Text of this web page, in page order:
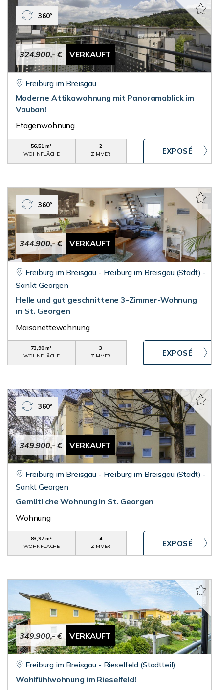
324.900,- € VERKAUFT
360°
Freiburg im Breisgau
Moderne Attikawohnung mit Panoramablick im
Vauban!
Etagenwohnung
56,51 m²
WOHNFLÄCHE
2
ZIMMER
344.900,- € VERKAUFT
360°
Freiburg im Breisgau - Freiburg im Breisgau (Stadt) -
Sankt Georgen
Helle und gut geschnittene 3-Zimmer-Wohnung
in St. Georgen
Maisonettewohnung
73,90 m²
WOHNFLÄCHE
3
ZIMMER
349.900,- € VERKAUFT
360°
Freiburg im Breisgau - Freiburg im Breisgau (Stadt) -
Sankt Georgen
Gemütliche Wohnung in St. Georgen
Wohnung
83,97 m²
WOHNFLÄCHE
4
ZIMMER
349.900,- € VERKAUFT
Freiburg im Breisgau - Rieselfeld (Stadtteil)
Wohlfühlwohnung im Rieselfeld!